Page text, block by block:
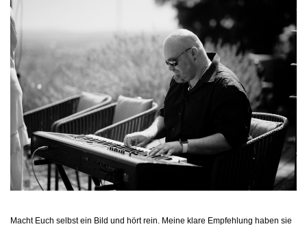
Macht Euch selbst ein Bild und hört rein. Meine klare Empfehlung haben sie